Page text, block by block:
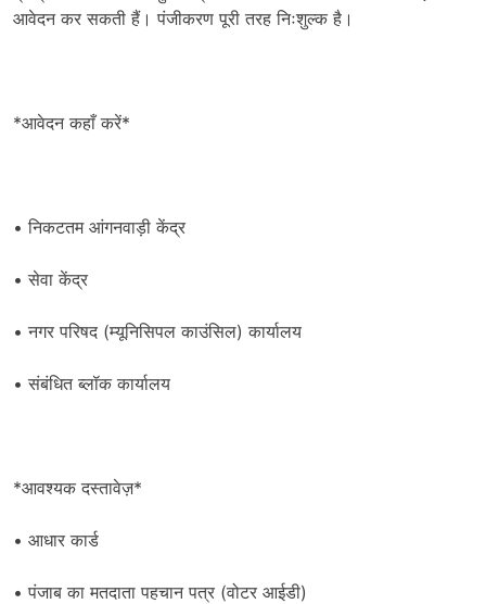
आवेदन कर सकती हैं। पंजीकरण पूरी तरह निःशुल्क है।
*आवेदन कहाँ करें*
• निकटतम आंगनवाड़ी केंद्र
• सेवा केंद्र
• नगर परिषद (म्यूनिसिपल काउंसिल) कार्यालय
• संबंधित ब्लॉक कार्यालय
*आवश्यक दस्तावेज़*
• आधार कार्ड
• पंजाब का मतदाता पहचान पत्र (वोटर आईडी)